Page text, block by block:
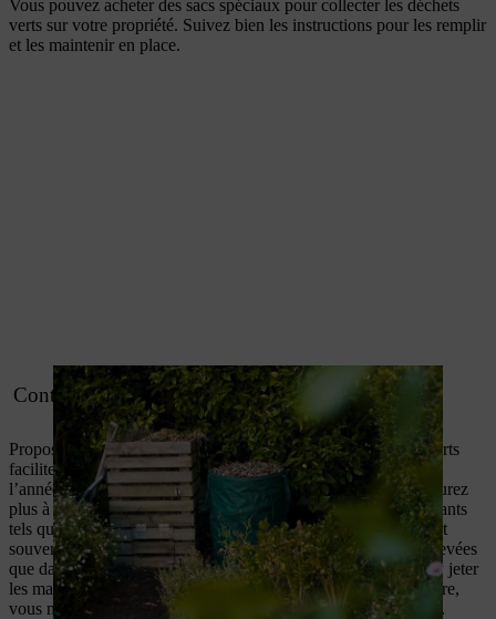
Vous pouvez acheter des sacs spéciaux pour collecter les déchets
verts sur votre propriété. Suivez bien les instructions pour les remplir
et les maintenir en place.
Conteneurs pour la collecte des déchets verts
Proposé par certaines municipalités, un conteneur à déchets verts
facilitera l’élimination de vos déchets végétaux tout au long de
l’année. Il est possible qu’une taxe soit à régler, mais vous n’aurez
plus à vous soucier de l’évacuation des déchets verts encombrants
tels que les branchages. Comme les déchets verts collectés sont
souvent compostés industriellement à des températures plus élevées
que dans votre composteur, vous n’aurez aucune hésitation à y jeter
les mauvaises herbes et autres végétaux ligneux, mais par contre,
vous ne pourrez pas vous débarrasser de la terre dans ces bacs.